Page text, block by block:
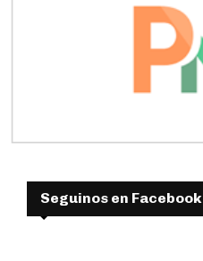
Seguinos en Facebook